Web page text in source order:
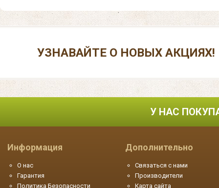
УЗНАВАЙТЕ О НОВЫХ АКЦИЯХ!
У НАС
Информация
О нас
Гарантия
Политика Безопасности
Дополнительно
Связаться с нами
Производители
Карта сайта